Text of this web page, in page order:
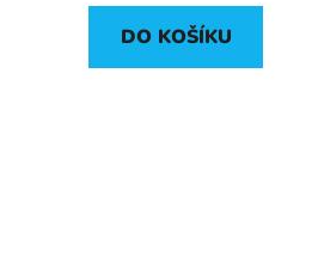
5,0
z
DO KOŠÍKU